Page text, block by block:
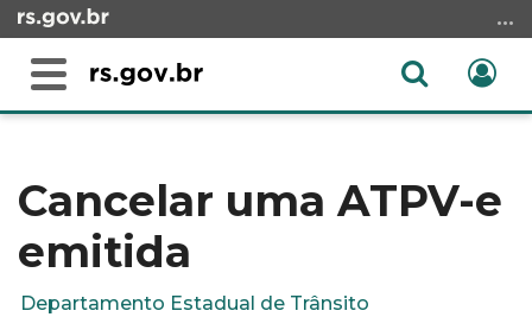
para
conteúdo
menu
para
Alterna
Abrir
conteúdo
Cancelar uma ATPV-e
emitida
Departamento Estadual de Trânsito